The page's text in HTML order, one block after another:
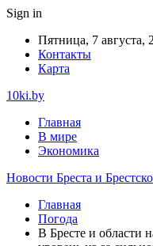
Sign in
Пятница, 7 августа,
Контакты
Карта
10ki.by
Главная
В мире
Экономика
Новости Бреста и
Главная
Погода
В Бресте и области